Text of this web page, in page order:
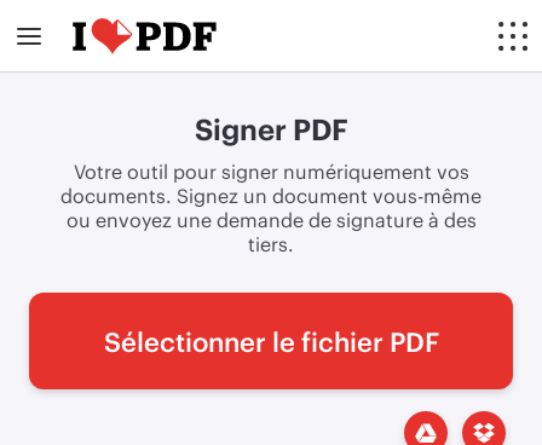
Signer PDF
Votre outil pour signer numériquement vos
documents. Signez un document vous-même
ou envoyez une demande de signature à des
tiers.
Sélectionner le fichier PDF